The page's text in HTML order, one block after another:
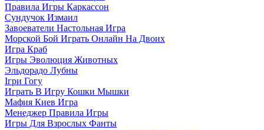
Правила Игры Каркассон
Сундучок Измаил
Завоеватели Настольная Игра
Морской Бой Играть Онлайн На Двоих
Игра Краб
Игры Эволюция Животных
Эльдорадо Лубны
Ігри Гогу
Играть В Игру Кошки Мышки
Мафия Киев Игра
Менеджер Правила Игры
Игры Для Взрослых Фанты